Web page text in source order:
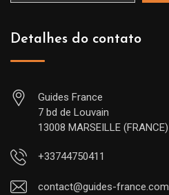
Detalhes do contato
Guides France
7 bd de Louvain
13008 MARSEILLE (FRANCE)
+33744750411
contact@guides-france.com